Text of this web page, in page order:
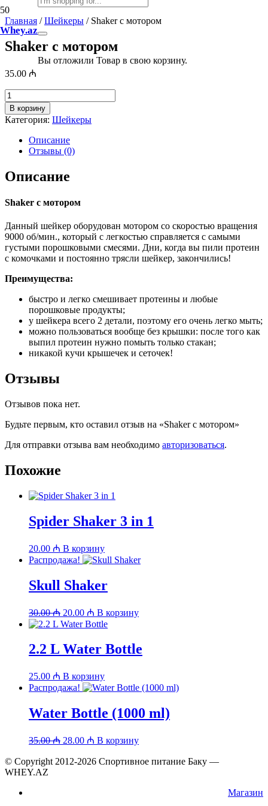
Whey.az
Вы отложили Товар в свою корзину.
Главная /Шейкеры / Shaker с мотором
Shaker с мотором
35.00 ₼
Количество
товара
Shaker
с
мотором
В корзину
Категория: Шейкеры
Описание
Отзывы (0)
Описание
Shaker с мотором
Данный шейкер оборудован мотором со скоростью вращения
9000 об/мин., который с легкостью справляется с самыми
густыми порошковыми смесями. Дни, когда вы пили протеин
с комочками и постоянно трясли шейкер, закончились!
Преимущества:
быстро и легко смешивает протеины и любые
порошковые продукты;
у шейкера всего 2 детали, поэтому его очень легко мыть;
можно пользоваться вообще без крышки: после того как
выпил протеин нужно помыть только стакан;
никакой кучи крышечек и сеточек!
Отзывы
Отзывов пока нет.
Будьте первым, кто оставил отзыв на «Shaker с мотором»
Для отправки отзыва вам необходимо авторизоваться.
Похожие
Spider Shaker 3 in 1
20.00 ₼ В корзину
Распродажа!
Skull Shaker
30.00₼ Первоначальная
цена
составляла
30.00 ₼.
20.00 ₼ Текущая
цена:
В корзину
2.2 L Water Bottle
25.00 ₼ В корзину
Распродажа!
Water Bottle (1000 ml)
35.00₼ Первоначальная
составляла
28.00 ₼ Текущая
цена:
28.00 ₼.
В корзину
© Copyright 2012-2026 Спортивное питание Баку —
WHEY.AZ
Магазин